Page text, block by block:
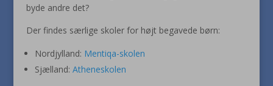
byde andre det?
Der findes særlige skoler for højt begavede børn:
Nordjylland: Mentiqa-skolen
Sjælland: Atheneskolen